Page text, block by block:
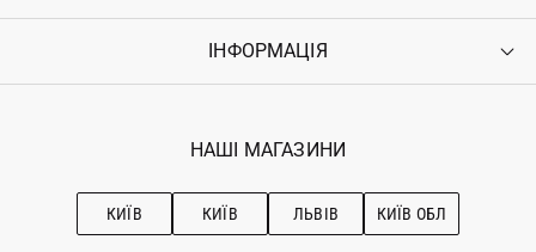
Повернення
Гарантія
Увійти
Ostriv Club+
ІНФОРМАЦІЯ
Наші магазини
Рекомендації з догляду
НАШІ МАГАЗИНИ
КИЇВ КИЇВ ЛЬВІВ КИЇВ ОБЛ